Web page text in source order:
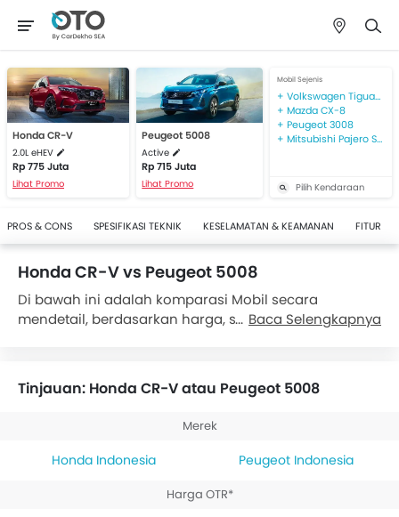
Honda CR-V
2.0L eHEV
Rp 775 Juta
Lihat Promo
Peugeot 5008
Active
Rp 715 Juta
Lihat Promo
Mobil Sejenis
Volkswagen Tiguan Allspace
Mazda CX-8
Peugeot 3008
Mitsubishi Pajero Sport
Pilih Kendaraan
PROS & CONS SPESIFIKASI TEKNIK KESELAMATAN & KEAMANAN FITUR
Honda CR-V vs Peugeot 5008
Di bawah ini adalah komparasi Mobil secara
mendetail, berdasarkan harga, spesifikasi dan fetur
5008 dihargai Rp 715 Juta. Secara spesifikasi,
CR-V 2.0L eHEV, memiliki mesin 1998, sementara
memiliki mesin berkapasitas
Baca Selengkapnya
Tinjauan: Honda CR-V atau Peugeot 5008
Merek
Honda Indonesia Peugeot Indonesia
Harga OTR*